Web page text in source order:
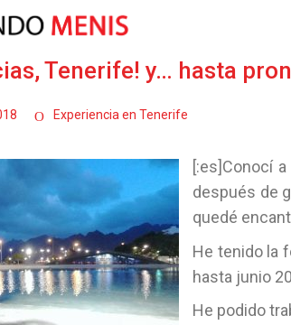
Tenerife! y… hasta
Experiencia en Tenerife
[:es]Conocí
después de
quedé
He tenido la
hasta junio
He podido